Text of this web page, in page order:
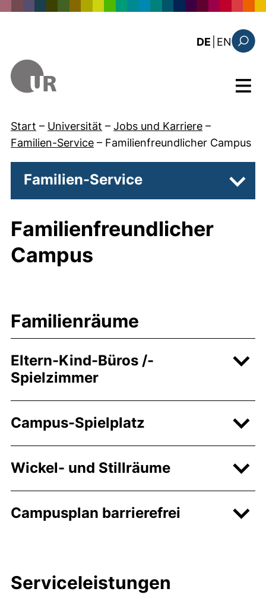
DE EN: this
Menü
Start – Universität – Jobs und Karriere –
Familien-Service – Familienfreundlicher Campus
Familien-Service
Familienfreundlicher
Campus
Familienräume
Eltern-Kind-Büros /-
Spielzimmer
Campus-Spielplatz
Wickel- und Stillräume
Campusplan barrierefrei
Serviceleistungen